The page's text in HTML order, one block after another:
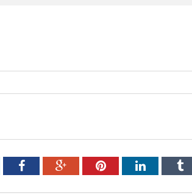
FacebookGoogle+PinterestLinkedIn